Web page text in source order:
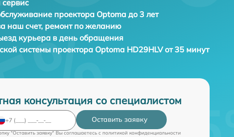
проектора Optoma до 3 лет
наш счет, ремонт по желанию
курьера в день обращения
системы проектора Optoma HD29HLV от 35 минут
консультация со специалистом
Оставить заявку
"Оставить заявку" Вы соглашаетесь c политикой конфиденциальности